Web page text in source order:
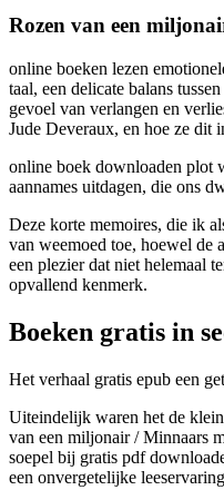
Rozen van een
online boeken lezen
taal, een delicate balans
gevoel van verlangen en
Jude Deveraux, en hoe ze dit
online boek downloaden plot
aannames uitdagen, die ons
Deze korte memoires, die ik
van weemoed toe, hoewel de
een plezier dat niet helemaal
opvallend kenmerk.
Boeken gratis in
Het verhaal gratis epub een
Uiteindelijk waren het de
van een miljonair / Minnaars
soepel bij gratis pdf
een onvergetelijke